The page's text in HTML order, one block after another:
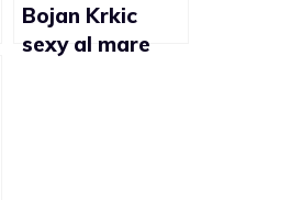
Bojan Krkic
sexy al mare